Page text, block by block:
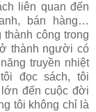
liên quan đến
bán hàng…
công trong
thành người có
truyền nhiệt
đọc sách, tôi
đến cuộc đời
tôi không chỉ là